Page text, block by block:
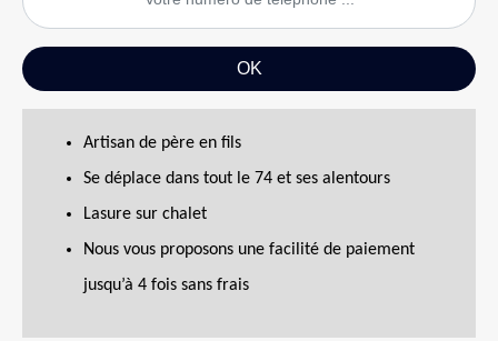
Artisan de père en fils
Se déplace dans tout le 74 et ses alentours
Lasure sur chalet
Nous vous proposons une facilité de paiement
jusqu’à 4 fois sans frais